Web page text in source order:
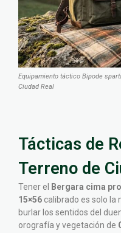
Equipamiento táctico Bipode
Ciudad Real
Tácticas de
Terreno de
Tener el Bergara cima pro
15×56 calibrado es solo la
burlar los sentidos del
orografía y vegetación de